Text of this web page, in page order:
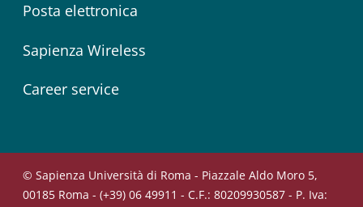
Posta elettronica
Sapienza Wireless
Career service
© Sapienza Università di Roma - Piazzale Aldo Moro 5,
00185 Roma - (+39) 06 49911 - C.F.: 80209930587 - P. Iva: